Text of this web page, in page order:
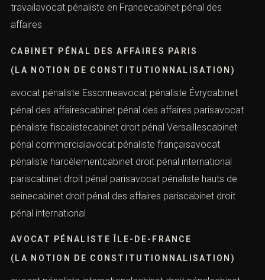
pénaliste Bobignycabinet pénalisteavocat pénaliste
célèbreavocat pénaliste connucabinet pénaliste
parisavocat pénaliste deavocat pénaliste des
travailavocat pénaliste en Francecabinet pénal des
affaires
CABINET PÉNAL DES AFFAIRES PARIS
(LA NOTION DE CONSTITUTIONNALISATION)
avocat pénaliste Essonneavocat pénaliste Évrycabinet
pénal des affairescabinet pénal des affaires parisavocat
pénaliste fiscalistecabinet droit pénal Versaillescabinet
pénal commercialavocat pénaliste françaisavocat
pénaliste harcèlementcabinet droit pénal international
seinecabinet droit pénal des affaires pariscabinet droit